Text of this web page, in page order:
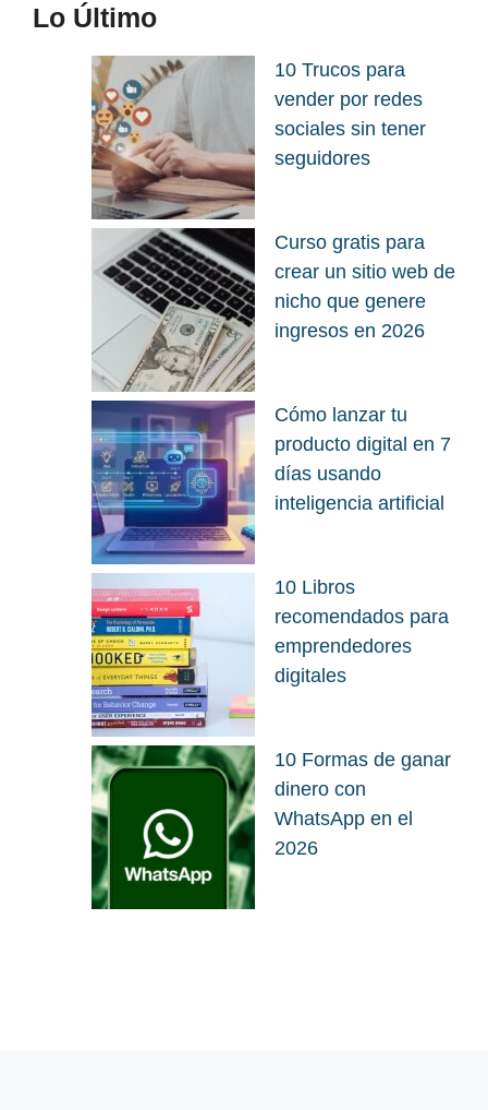
Lo Último
10 Trucos para
vender por redes
sociales sin tener
seguidores
Curso gratis para
crear un sitio web de
nicho que genere
ingresos en 2026
Cómo lanzar tu
producto digital en 7
días usando
inteligencia artificial
10 Libros
recomendados para
emprendedores
digitales
10 Formas de ganar
dinero con
WhatsApp en el
2026